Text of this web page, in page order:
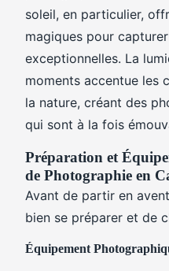
soleil, en particulier,
magiques pour
exceptionnelles. La
moments accentue les
la nature, créant des
qui sont à la fois
Préparation et
de Photographie en
Avant de partir en
bien se préparer et de
Équipement